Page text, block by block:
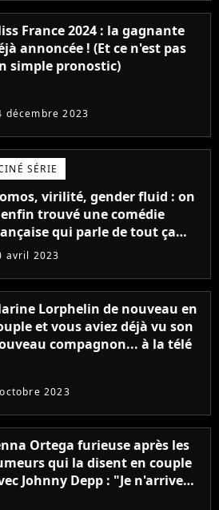
France 2024 : la gagnante
annoncée ! (Et ce n'est pas
simple pronostic)
décembre 2023
SÉRIE
virilité, gender fluid : on
trouvé une comédie
qui parle de tout ça
être super ringarde
avril 2023
Lorphelin de nouveau en
et vous aviez déjà vu son
compagnon... à la télé
2023
Ortega furieuse après les
qui la disent en couple
Johnny Depp : "Je n'arrive